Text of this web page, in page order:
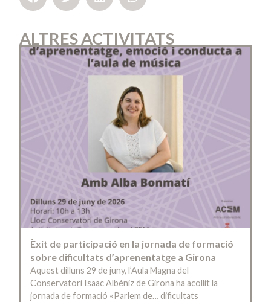
ALTRES ACTIVITATS
Èxit de participació en la jornada de formació
sobre dificultats d’aprenentatge a Girona
Aquest dilluns 29 de juny, l’Aula Magna del
Conservatori Isaac Albéniz de Girona ha acollit la
jornada de formació «Parlem de… dificultats